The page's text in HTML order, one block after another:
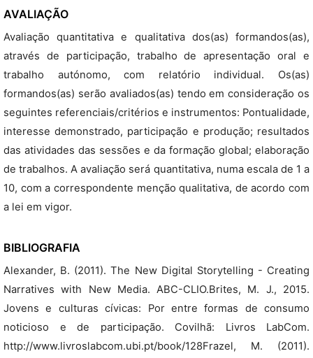
AVALIAÇÃO
Avaliação quantitativa e qualitativa dos(as) formandos(as),
através de participação, trabalho de apresentação oral e
trabalho autónomo, com relatório individual. Os(as)
formandos(as) serão avaliados(as) tendo em consideração os
seguintes referenciais/critérios e instrumentos: Pontualidade,
interesse demonstrado, participação e produção; resultados
das atividades das sessões e da formação global; elaboração
de trabalhos. A avaliação será quantitativa, numa escala de 1 a
10, com a correspondente menção qualitativa, de acordo com
a lei em vigor.
BIBLIOGRAFIA
Alexander, B. (2011). The New Digital Storytelling - Creating
Narratives with New Media. ABC-CLIO.Brites, M. J., 2015.
Jovens e culturas cívicas: Por entre formas de consumo
noticioso e de participação. Covilhã: Livros LabCom.
http://www.livroslabcom.ubi.pt/book/128Frazel, M. (2011).